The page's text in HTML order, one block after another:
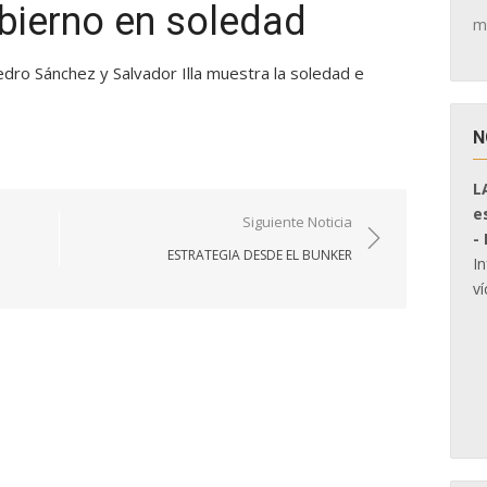
en soledad
Sánchez y Salvador Illa muestra la soledad e
Siguiente Noticia
ESTRATEGIA DESDE EL BUNKER
-